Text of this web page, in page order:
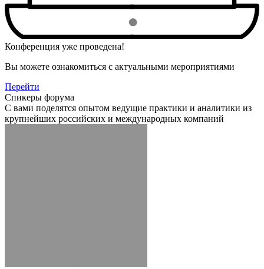
Конференция уже проведена!
Вы можете ознакомиться с актуальными мероприятиями
Перейти
Спикеры форума
С вами поделятся опытом ведущие практики и аналитики из
крупнейших российских и международных компаний